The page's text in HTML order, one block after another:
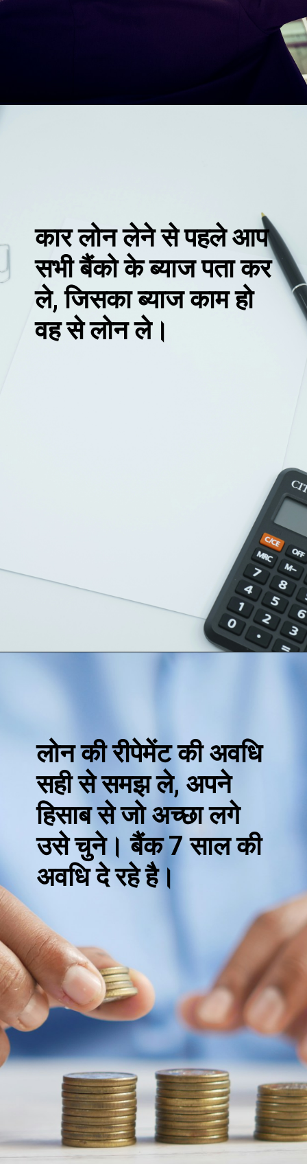
कार लोन लेने से पहले आप
सभी बैंको के ब्याज पता कर
ले, जिसका ब्याज काम हो
वह से लोन ले।
लोन की रीपेमेंट की अवधि
सही से समझ ले, अपने
हिसाब से जो अच्छा लगे
उसे चुने। बैंक 7 साल की
अवधि दे रहे है।